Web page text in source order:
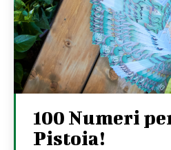
100 Numeri
Pistoia!